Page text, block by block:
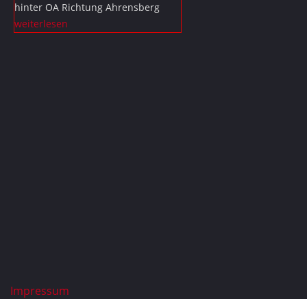
hinter OA Richtung Ahrensberg
weiterlesen
Impressum